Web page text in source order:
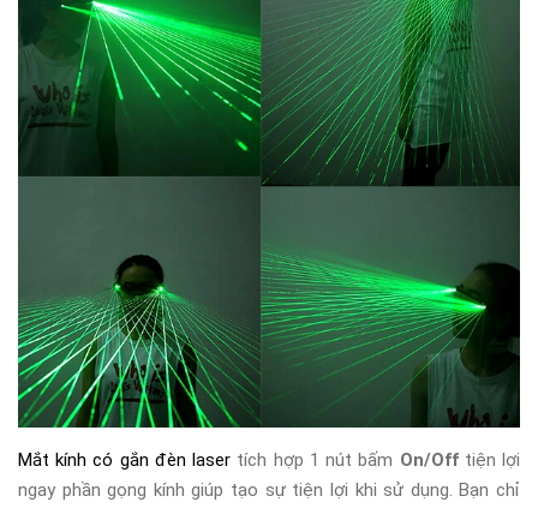
Mắt kính có gắn đèn laser tích hợp 1 nút bấm On/Off tiện lợi
ngay phần gọng kính giúp tạo sự tiện lợi khi sử dụng. Bạn chỉ